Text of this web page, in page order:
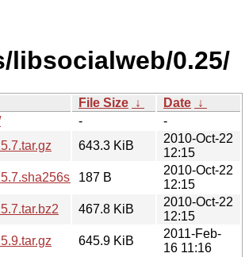
libsocialweb/0.25/
File Size ↓ Date ↓
-
-
643.3 KiB
2010-Oct-22
12:15
187 B
2010-Oct-22
12:15
467.8 KiB
2010-Oct-22
12:15
645.9 KiB
2011-Feb-
16 11:16